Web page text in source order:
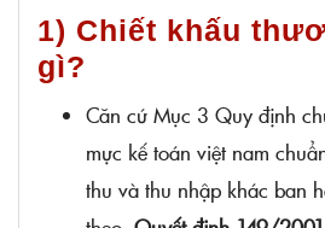
3. Trường hợp số tiền
khi kết thúc chương trình
bảng kê các số hoá đơn
tiền, tiền thuế điều chỉnh.
1) Chiết khấu
gì?
Căn cứ Mục 3 Quy định
mực kế toán việt nam
thu và thu nhập khác ban